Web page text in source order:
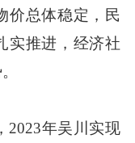
价总体稳定，民
实推进，经济社
年吴川实现